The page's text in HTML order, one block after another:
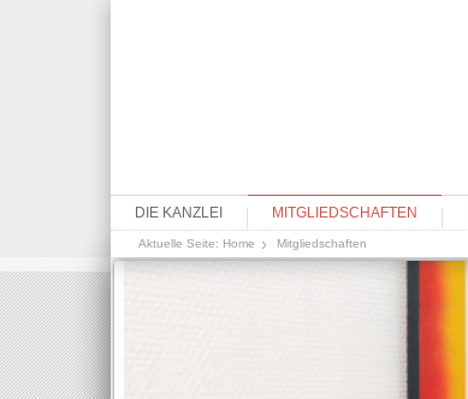
DIE KANZLEI MITGLIEDSCHAFTEN
Aktuelle Seite: Home Mitgliedschaften